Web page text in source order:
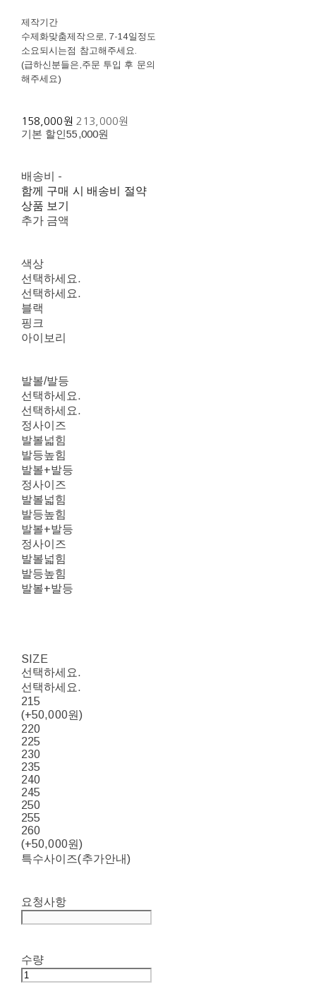
제작기간
수제화맞춤제작으로, 7-14일정도
소요되시는점 참고해주세요.
(급하신분들은,주문 투입 후 문의
해주세요)
158,000원 213,000원
기본 할인55,000원
배송비 -
함께 구매 시 배송비 절약
상품 보기
추가 금액
색상
선택하세요.
선택하세요.
블랙
핑크
아이보리
발볼/발등
선택하세요.
선택하세요.
정사이즈
발볼넓힘
발등높힘
발볼+발등
정사이즈
발볼넓힘
발등높힘
발볼+발등
정사이즈
발볼넓힘
발등높힘
발볼+발등
SIZE
선택하세요.
선택하세요.
215
(+50,000원)
220
225
230
235
240
245
250
255
260
(+50,000원)
특수사이즈(추가안내)
요청사항
수량